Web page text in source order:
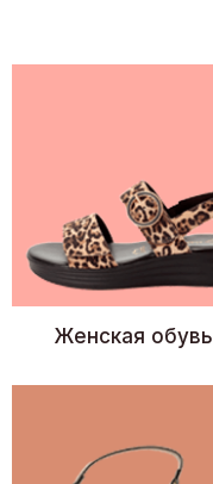
Женская обувь